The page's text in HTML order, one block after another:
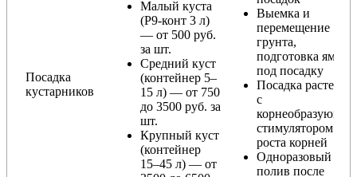
Посадка
кустарников
Малый куста
(Р9-конт 3 л)
— от 500 руб.
за шт.
Средний куст
(контейнер 5–
15 л) — от 750
до 3500 руб. за
шт.
Крупный куст
(контейнер
15–45 л) — от
Выемка и
перемещение
грунта,
подготовка ямы
под посадку
Посадка растения
с
корнеобразующим
стимулятором
роста корней
Одноразовый
полив после